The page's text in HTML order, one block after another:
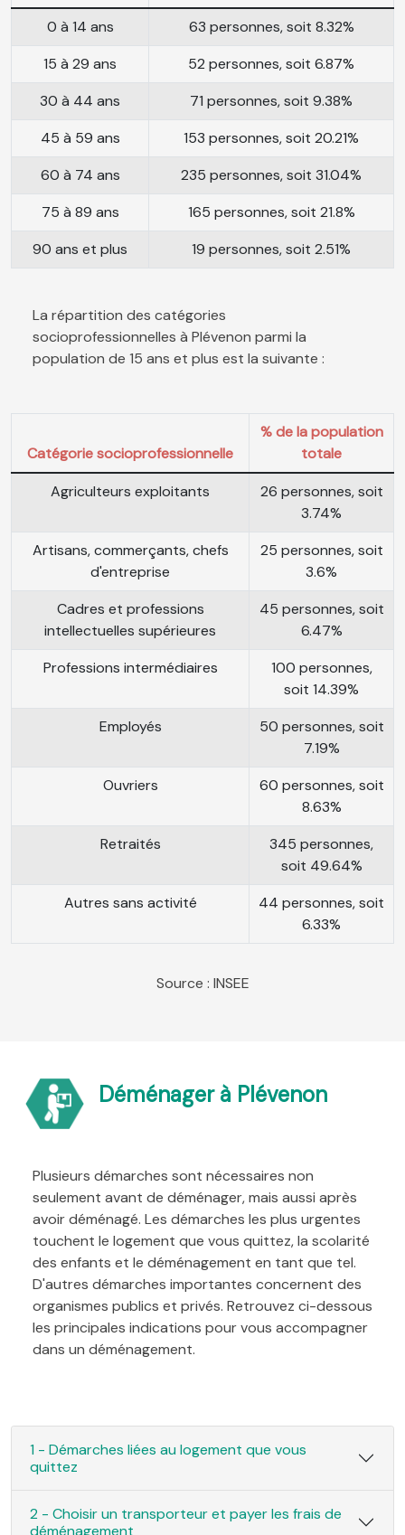
0 à 14 ans
63 personnes, soit 8.32%
15 à 29 ans
52 personnes, soit 6.87%
30 à 44 ans
71 personnes, soit 9.38%
45 à 59 ans
153 personnes, soit 20.21%
60 à 74 ans
235 personnes, soit 31.04%
75 à 89 ans
165 personnes, soit 21.8%
90 ans et plus
19 personnes, soit 2.51%
La répartition des catégories
socioprofessionnelles à Plévenon parmi la
population de 15 ans et plus est la suivante :
Catégorie socioprofessionnelle
% de la population
totale
Agriculteurs exploitants
26 personnes, soit
3.74%
Artisans, commerçants, chefs
d'entreprise
25 personnes, soit
3.6%
Cadres et professions
intellectuelles supérieures
45 personnes, soit
6.47%
Professions intermédiaires
100 personnes,
soit 14.39%
Employés
50 personnes, soit
7.19%
Ouvriers
60 personnes, soit
8.63%
Retraités
345 personnes,
soit 49.64%
Autres sans activité
44 personnes, soit
6.33%
Source : INSEE
Déménager à Plévenon
Plusieurs démarches sont nécessaires non
seulement avant de déménager, mais aussi après
avoir déménagé. Les démarches les plus urgentes
touchent le logement que vous quittez, la scolarité
des enfants et le déménagement en tant que tel.
D'autres démarches importantes concernent des
organismes publics et privés. Retrouvez ci-dessous
les principales indications pour vous accompagner
dans un déménagement.
1 - Démarches liées au logement que vous
quittez
2 - Choisir un transporteur et payer les frais de
déménagement